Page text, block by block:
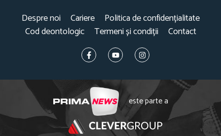
Despre noi Cariere
Politica de confidențialitate
Cod deontologic
Termeni și condiții Contact
este parte a